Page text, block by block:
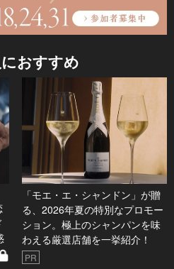
おすすめ
「モエ・エ・シャンドン」が贈
る、2026年夏の特別なプロモー
ション。極上のシャンパンを味
わえる厳選店舗を一挙紹介！
PR